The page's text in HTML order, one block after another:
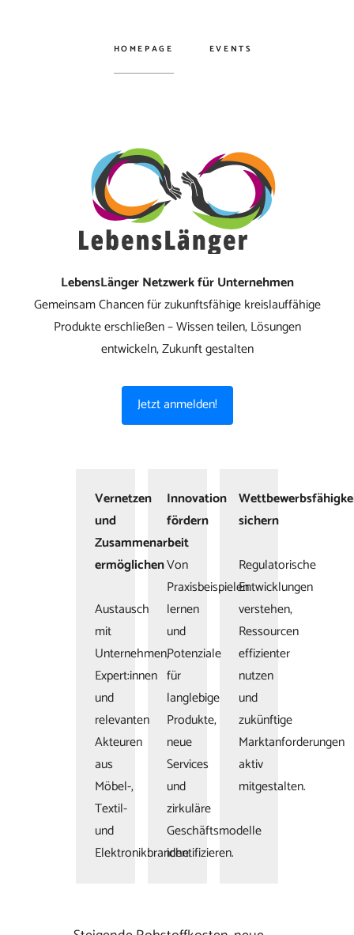
HOMEPAGE EVENTS
LebensLänger Netzwerk für Unternehmen
Gemeinsam Chancen für zukunftsfähige kreislauffähige
Produkte erschließen – Wissen teilen, Lösungen
entwickeln, Zukunft gestalten
Jetzt anmelden!
Vernetzen
und
Zusammenarbeit
ermöglichen
Austausch
mit
Unternehmen,
Expert:innen
und
relevanten
Akteuren
aus
Möbel-,
Textil-
und
Elektronikbranche.
Innovation
fördern
Von
Praxisbeispielen
lernen
und
Potenziale
für
langlebige
Produkte,
neue
Services
und
zirkuläre
Geschäftsmodelle
identifizieren.
sichern
Regulatorische
Entwicklungen
verstehen,
Ressourcen
effizienter
nutzen
und
zukünftige
Marktanforderungen
aktiv
mitgestalten.